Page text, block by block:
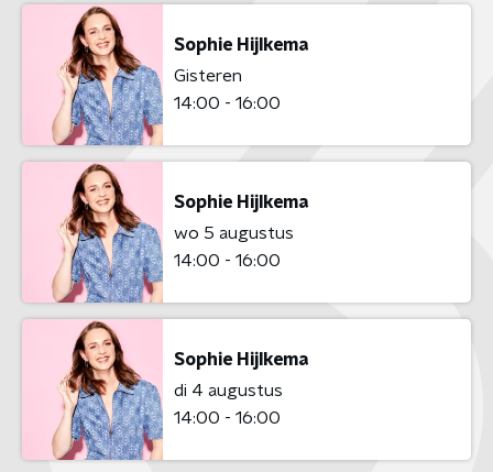
Sophie Hijlkema
Gisteren
14:00 - 16:00
Sophie Hijlkema
wo 5 augustus
14:00 - 16:00
Sophie Hijlkema
di 4 augustus
14:00 - 16:00